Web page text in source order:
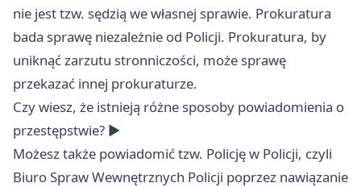
nie jest tzw. sędzią we własnej sprawie. Prokuratura
bada sprawę niezależnie od Policji. Prokuratura, by
uniknąć zarzutu stronniczości, może sprawę
przekazać innej prokuraturze.
Czy wiesz, że istnieją różne sposoby powiadomienia o
przestępstwie? ►
Możesz także powiadomić tzw. Policję w Policji, czyli
Biuro Spraw Wewnętrznych Policji poprzez nawiązanie